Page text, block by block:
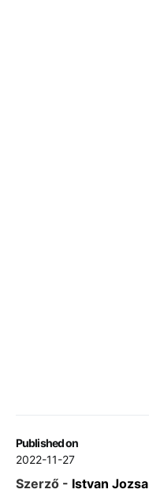
Published on
2022-11-27
Szerző - Istvan Jozsa